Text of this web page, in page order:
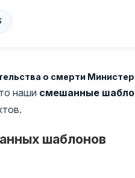
о смерти
наши смешанные
шаблонов